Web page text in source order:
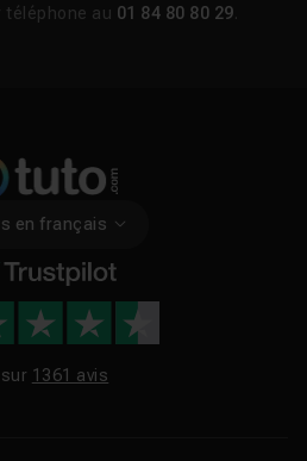
téléphone au 01 84 80 80 29
en français
1361 avis